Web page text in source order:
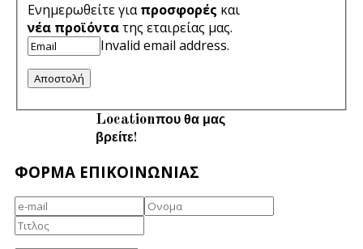
Ενημερωθείτε γιαπροσφορές και
νέα προϊόντατης εταιρείας μας.
Invalid email address.
Αποστολή
Locationπου θα μας
βρείτε!
ΦΟΡΜΑ ΕΠΙΚΟΙΝΩΝΙΑΣ